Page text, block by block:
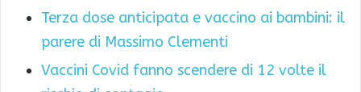
Terza dose anticipata e vaccino ai bambini: il
parere di Massimo Clementi
Vaccini Covid fanno scendere di 12 volte il